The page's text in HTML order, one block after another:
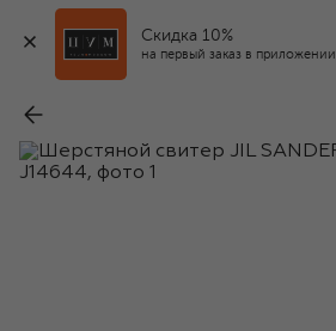
Скидка 10%
на первый заказ в приложении